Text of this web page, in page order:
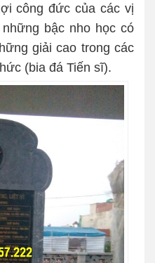
công đức của các vị
bậc nho học có
giải cao trong các
(bia đá Tiến sĩ).